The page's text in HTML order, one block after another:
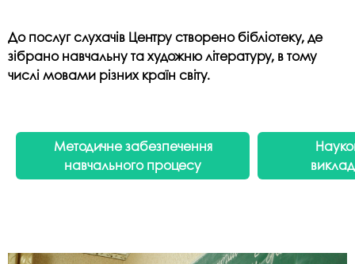
До послуг слухачів Центру створено бібліотеку, де
зібрано навчальну та художню літературу, в тому
числі мовами різних країн світу.
Методичне забезпечення
навчального процесу